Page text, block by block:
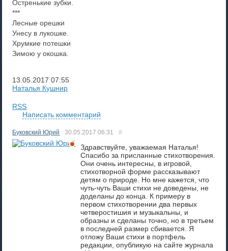
Остренькие зубки.
***
Лесные орешки
Унесу в лукошке.
Хрумкие потешки
Зимою у окошка.
13.05.2017 07:55
Наталья Кушнир
RSS
Написать комментарий
Буковский Юрий 30.05.2017 06:31 #
Здравствуйте, уважаемая Наталья!
Спасибо за присланные стихотворения.
Они очень интересны, в игровой,
стихотворной форме рассказывают
детям о природе. Но мне кажется, что
чуть-чуть Ваши стихи не доведены, не
доделаны до конца. К примеру в
первом стихотворении два первых
четверостишия и музыкальны, и
образны и сделаны точно, но в третьем
в последней размер сбивается. Я
отложу Ваши стихи в портфель
редакции, опубликую на сайте журнала